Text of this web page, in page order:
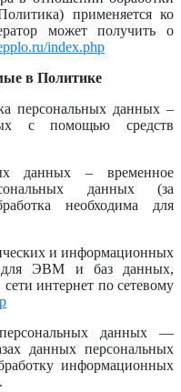
применяется ко
может получить о
index.php
в Политике
персональных данных –
с помощью средств
данных – временное
данных (за
необходима для
и информационных
для ЭВМ и баз данных,
интернет по сетевому
данных —
данных персональных
информационных